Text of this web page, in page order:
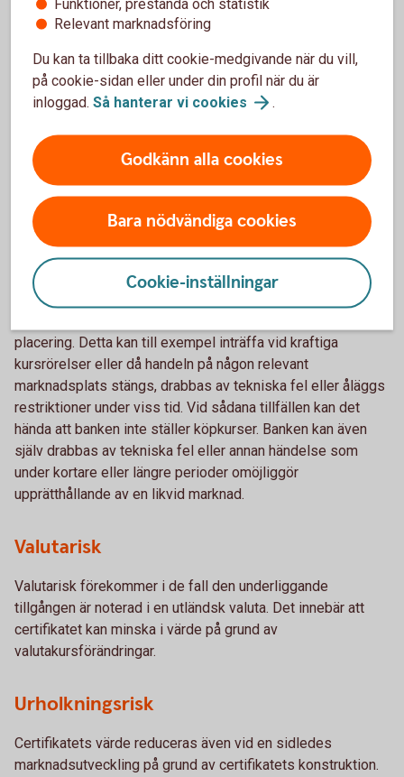
risken att om banken går i konkurs och inte kan fullfölja sina
betal­ningsåtaganden gentemot fordringshavare, skulle du
som placerare riskera att förlora delar av eller hela ditt
placerade belopp. Detta oavsett hur den underlig­gande
marknaden utvecklats under löptiden. Ett sätt att bedöma
kreditbetyg som redovisas på www.swed­
bank.com/investor-relations/debt-investor/rating. En
investering i en Bull & Bear omfattas inte av den statliga
insättningsgarantin.
Likviditetsrisk
Är att risken av handeln på marknaden minskar kraftigt eller
placering. Detta kan till exempel inträffa vid kraftiga
kursrörelser eller då handeln på någon relevant
marknadsplats stängs, drabbas av tekniska fel eller åläggs
restriktioner under viss tid. Vid sådana tillfällen kan det
hända att banken inte ställer köpkurser. Banken kan även
själv drabbas av tekniska fel eller annan händelse som
under kortare eller längre perioder omöjliggör
upprätthållande av en likvid marknad.
Valutarisk
Valutarisk förekommer i de fall den underliggande
tillgången är noterad i en utländsk valuta. Det innebär att
certifikatet kan minska i värde på grund av
valutakursförändringar.
Urholkningsrisk
Certifikatets värde reduceras även vid en sidledes
marknadsutveckling på grund av certifikatets konstruktion.
Relevant marknadsföring
Du kan ta tillbaka ditt cookie-medgivande när du vill,
på cookie-sidan eller under din profil när du är
inloggad. Så hanterar vi cookies .
Godkänn alla cookies
Bara nödvändiga cookies
Cookie-inställningar